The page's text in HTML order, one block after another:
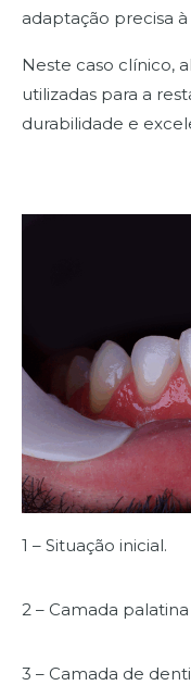
adaptação precisa
Neste caso clínico,
utilizadas para a
durabilidade e
1 – Situação inicial.
2 – Camada palatina
3 – Camada de